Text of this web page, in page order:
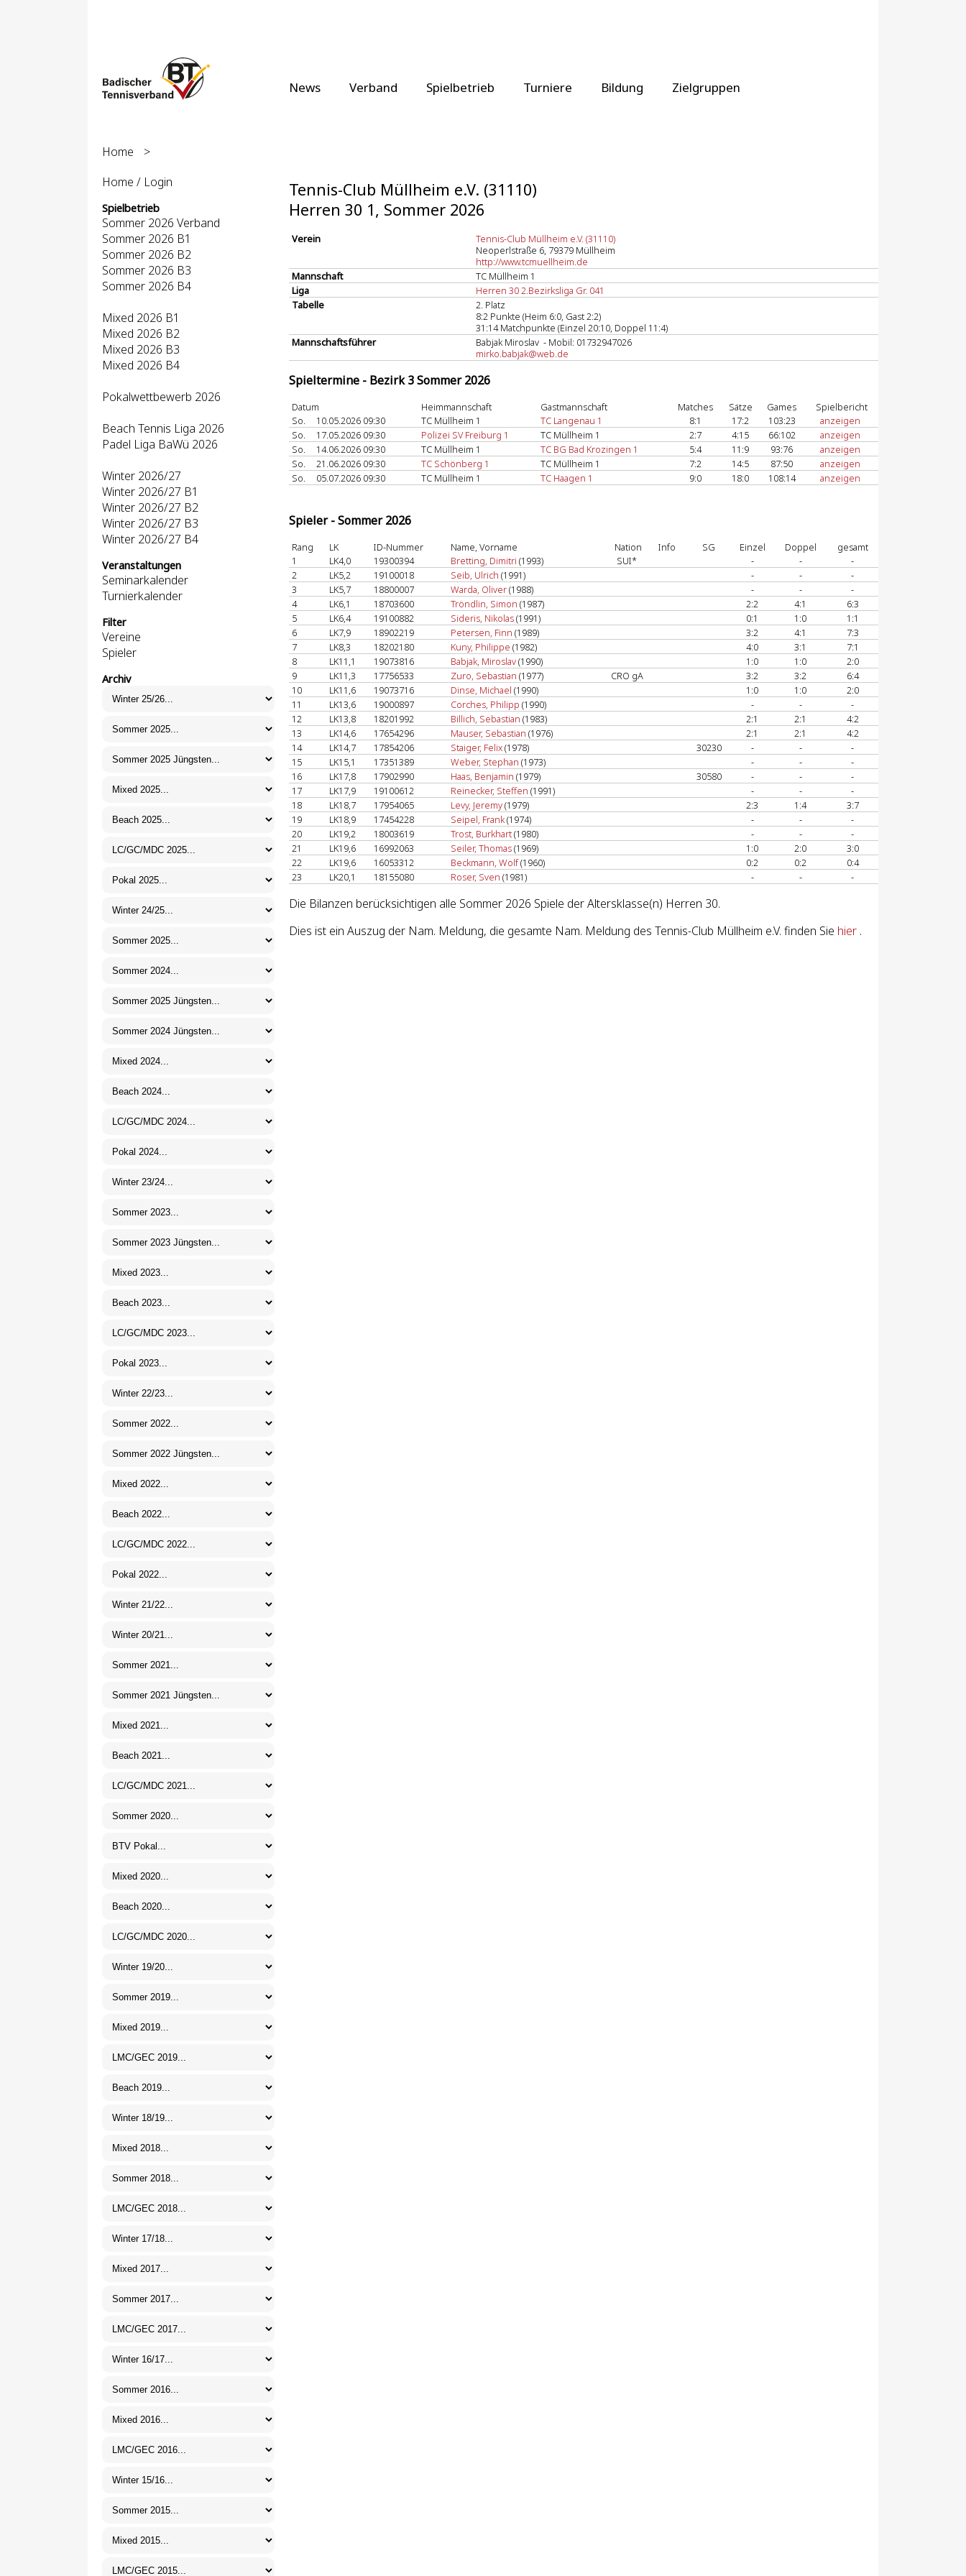
News Verband Spielbetrieb Turniere Bildung Zielgruppen
Home
>
Home / Login
Spielbetrieb
Sommer 2026 Verband
Sommer 2026 B1
Sommer 2026 B2
Sommer 2026 B3
Sommer 2026 B4
Mixed 2026 B1
Mixed 2026 B2
Mixed 2026 B3
Mixed 2026 B4
Pokalwettbewerb 2026
Beach Tennis Liga 2026
Padel Liga BaWü 2026
Winter 2026/27
Winter 2026/27 B1
Winter 2026/27 B2
Winter 2026/27 B3
Winter 2026/27 B4
Veranstaltungen
Seminarkalender
Turnierkalender
Filter
Vereine
Spieler
Archiv
Tennis-Club Müllheim e.V. (31110)
Herren 30 1, Sommer 2026
Verein
Tennis-Club Müllheim e.V. (31110)
Neoperlstraße 6, 79379 Müllheim
http://www.tcmuellheim.de
Mannschaft
TC Müllheim 1
Liga
Herren 30 2.Bezirksliga Gr. 041
Tabelle
2. Platz
8:2 Punkte (Heim 6:0, Gast 2:2)
31:14 Matchpunkte (Einzel 20:10, Doppel 11:4)
Mannschaftsführer
Babjak Miroslav - Mobil: 01732947026
mirko.babjak@web.de
Spieltermine - Bezirk 3 Sommer 2026
Datum Heimmannschaft Gastmannschaft Matches Sätze Games
Spielbericht
So.
10.05.2026 09:30 TC Müllheim 1 TC Langenau 1 8:1 17:2 103:23
anzeigen
So.
17.05.2026 09:30 Polizei SV Freiburg 1 TC Müllheim 1 2:7 4:15 66:102
anzeigen
So.
14.06.2026 09:30 TC Müllheim 1 TC BG Bad Krozingen 1 5:4 11:9 93:76
anzeigen
So.
21.06.2026 09:30 TC Schönberg 1 TC Müllheim 1 7:2 14:5 87:50
anzeigen
So.
05.07.2026 09:30 TC Müllheim 1 TC Haagen 1 9:0 18:0 108:14 anzeigen
Spieler - Sommer 2026
Rang LK ID-Nummer Name, Vorname Nation Info SG Einzel Doppel
gesamt
1
LK4,0 19300394 Bretting, Dimitri (1993) SUI* - -
-
2
LK5,2 19100018 Seib, Ulrich (1991) - -
-
3
LK5,7 18800007 Warda, Oliver(1988) - -
-
4
LK6,1 18703600 Tröndlin, Simon (1987) 2:2 4:1
6:3
5
LK6,4 19100882 Sideris, Nikolas(1991) 0:1 1:0
1:1
6
LK7,9 18902219 Petersen, Finn (1989) 3:2 4:1
7:3
7
LK8,3 18202180 Kuny, Philippe (1982) 4:0 3:1
7:1
8
LK11,1 19073816 Babjak, Miroslav(1990) 1:0 1:0
2:0
9
LK11,3 17756533 Zuro, Sebastian (1977) CRO gA 3:2 3:2
6:4
10
LK11,6 19073716 Dinse, Michael (1990) 1:0 1:0
2:0
11
LK13,6 19000897 Corches, Philipp (1990) - -
-
12
LK13,8 18201992 Billich, Sebastian (1983) 2:1 2:1
4:2
13
LK14,6 17654296 Mauser, Sebastian (1976) 2:1 2:1
4:2
14
LK14,7 17854206 Staiger, Felix(1978) 30230 - -
-
15
LK15,1 17351389 Weber, Stephan (1973) - -
-
16
LK17,8 17902990 Haas, Benjamin (1979) 30580 - -
-
17
LK17,9 19100612 Reinecker, Steffen (1991) - -
-
18
LK18,7 17954065 Levy, Jeremy(1979) 2:3 1:4
3:7
19
LK18,9 17454228 Seipel, Frank(1974) - -
-
20
LK19,2 18003619 Trost, Burkhart(1980) - -
-
21
LK19,6 16992063 Seiler, Thomas(1969) 1:0 2:0
3:0
22
LK19,6 16053312 Beckmann, Wolf(1960) 0:2 0:2
0:4
23
LK20,1 18155080 Roser, Sven (1981) - - -
Die Bilanzen berücksichtigen alle Sommer 2026 Spiele der Altersklasse(n) Herren 30.
Dies ist ein Auszug der Nam. Meldung, die gesamte Nam. Meldung des Tennis-Club Müllheim e.V. finden Sie hier .